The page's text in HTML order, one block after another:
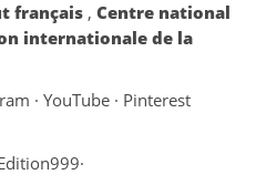
français , Centre national
internationale de la
· YouTube · Pinterest
·